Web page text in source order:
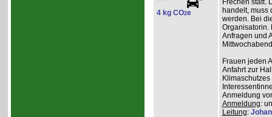
4 kg CO2e
Frechen statt.
handelt, muss
werden. Bei
Organisatorin.
Anfragen und
Frauen jeden
Anfahrt zur
Anmeldung
Anmeldung:
Leitung: